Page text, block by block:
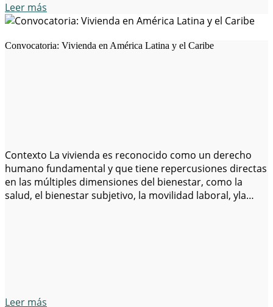
Leer más
Convocatoria: Vivienda en América Latina y el Caribe
Contexto La vivienda es reconocido como un derecho
humano fundamental y que tiene repercusiones directas
en las múltiples dimensiones del bienestar, como la
salud, el bienestar subjetivo, la movilidad laboral, yla
Leer más